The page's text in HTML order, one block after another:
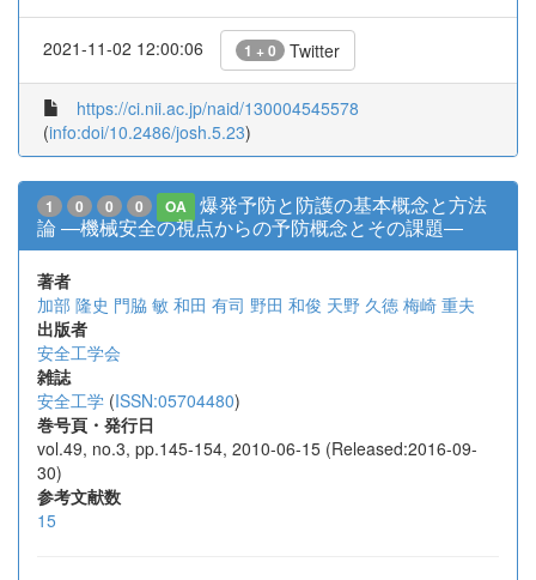
2021-11-02 12:00:06 1 + 0 Twitter
https://ci.nii.ac.jp/naid/130004545578
(info:doi/10.2486/josh.5.23)
1 0 0 0 OA
爆発予防と防護の基本概念と方法
論 ―機械安全の視点からの予防概念とその課題―
著者
加部 隆史 門脇 敏 和田 有司 野田 和俊 天野 久徳 梅崎 重夫
出版者
安全工学会
雑誌
安全工学 (ISSN:05704480)
巻号頁・発行日
vol.49, no.3, pp.145-154, 2010-06-15 (Released:2016-09-
30)
参考文献数
15